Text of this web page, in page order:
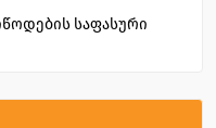
საფასური